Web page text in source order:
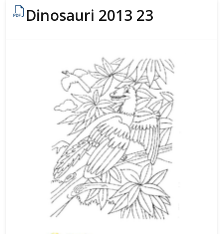
Dinosauri 2013 23